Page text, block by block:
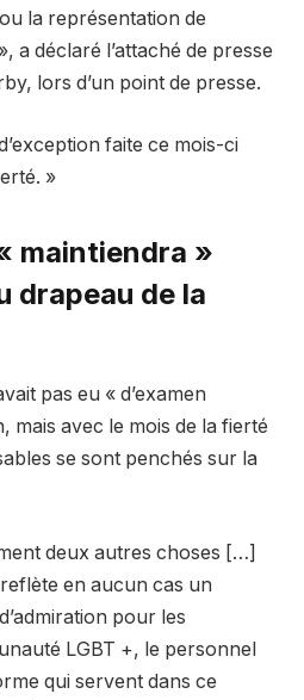
la représentation de
a déclaré l’attaché de presse
lors d’un point de presse.
faite ce mois-ci
»
maintiendra »
drapeau de la
pas eu « d’examen
mais avec le mois de la fierté
se sont penchés sur la
deux autres choses […]
en aucun cas un
pour les
LGBT +, le personnel
qui servent dans ce